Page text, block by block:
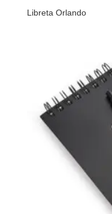
Libreta Orlando